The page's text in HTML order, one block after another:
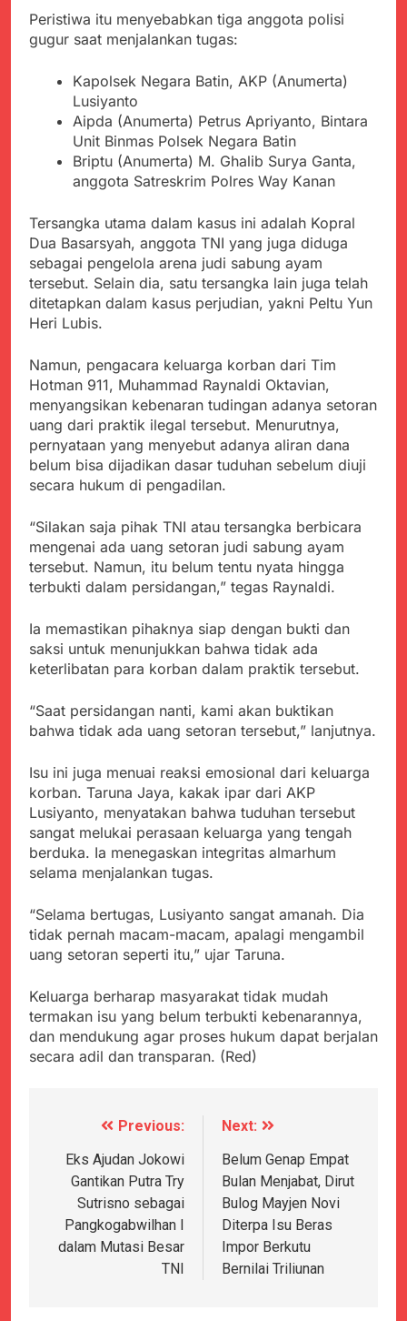
Perkuat Penataan
Pedagang dan
Pengelolaan Sampah
Peringatan Hari ASI
Sedunia di Cibadak,
PDIP Tegaskan ASI
adalah Investasi
Peradaban dan Upaya
Agustus 6, 2026
Kapolresta Sumenep
Koordinasikan dan
Berangkatkan Empat
Korban Kebakaran KMP
Mutiara Sentosa 2 ke
Posko Pusat Tg. Perak
Surabaya
SMA Negeri Nyalindung
Sukabumi Diduga
Lakukan Pungutan
melalui Komite Sekolah,
Disorot karena Dinilai
Edaran Disdik Jabar
Agustus 4, 2026
Ketua Umum FSP
Bantah Isu Mogok
Nasional TKBM: “Belum
Ada Keputusan Resmi”
Agustus 3, 2026
Menjelajahi Potensi
Alam dan Kehangatan
Gotong Royong di
Desa Sukakersa
Agustus 3, 2026
Korban Tenggelam di
Perairan Giligenting
Berjalan Sesuai
Prosedur
Kapolresta Sumenep
Sambut Kedatangan
Korban Evakuasi KM
Mutiara Sentosa 2 di
Pelabuhan Kalianget
Agustus 3, 2026
Peristiwa itu menyebabkan tiga anggota polisi
gugur saat menjalankan tugas:
Kapolsek Negara Batin, AKP (Anumerta)
Lusiyanto
Aipda (Anumerta) Petrus Apriyanto, Bintara
Unit Binmas Polsek Negara Batin
Briptu (Anumerta) M. Ghalib Surya Ganta,
anggota Satreskrim Polres Way Kanan
Tersangka utama dalam kasus ini adalah Kopral
Dua Basarsyah, anggota TNI yang juga diduga
sebagai pengelola arena judi sabung ayam
tersebut. Selain dia, satu tersangka lain juga telah
ditetapkan dalam kasus perjudian, yakni Peltu Yun
Heri Lubis.
Namun, pengacara keluarga korban dari Tim
Hotman 911, Muhammad Raynaldi Oktavian,
menyangsikan kebenaran tudingan adanya setoran
uang dari praktik ilegal tersebut. Menurutnya,
pernyataan yang menyebut adanya aliran dana
belum bisa dijadikan dasar tuduhan sebelum diuji
secara hukum di pengadilan.
“Silakan saja pihak TNI atau tersangka berbicara
mengenai ada uang setoran judi sabung ayam
tersebut. Namun, itu belum tentu nyata hingga
terbukti dalam persidangan,” tegas Raynaldi.
Ia memastikan pihaknya siap dengan bukti dan
saksi untuk menunjukkan bahwa tidak ada
keterlibatan para korban dalam praktik tersebut.
“Saat persidangan nanti, kami akan buktikan
bahwa tidak ada uang setoran tersebut,” lanjutnya.
Isu ini juga menuai reaksi emosional dari keluarga
korban. Taruna Jaya, kakak ipar dari AKP
Lusiyanto, menyatakan bahwa tuduhan tersebut
sangat melukai perasaan keluarga yang tengah
berduka. Ia menegaskan integritas almarhum
selama menjalankan tugas.
“Selama bertugas, Lusiyanto sangat amanah. Dia
tidak pernah macam-macam, apalagi mengambil
uang setoran seperti itu,” ujar Taruna.
Keluarga berharap masyarakat tidak mudah
termakan isu yang belum terbukti kebenarannya,
dan mendukung agar proses hukum dapat berjalan
secara adil dan transparan. (Red)
Navigasi
pos
Previous:
Eks Ajudan Jokowi
Gantikan Putra Try
Sutrisno sebagai
Pangkogabwilhan I
dalam Mutasi Besar
TNI
Next:
Belum Genap Empat
Bulan Menjabat, Dirut
Bulog Mayjen Novi
Diterpa Isu Beras
Impor Berkutu
Bernilai Triliunan